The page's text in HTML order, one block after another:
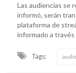
Las audiencias se
informó, serán
plataforma de
informado a través
Tags: